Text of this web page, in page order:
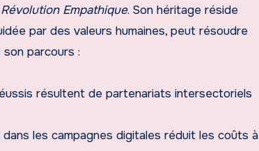
Empathique. Son héritage réside
par des valeurs humaines, peut résoudre
parcours :
résultent de partenariats intersectoriels
les campagnes digitales réduit les coûts à